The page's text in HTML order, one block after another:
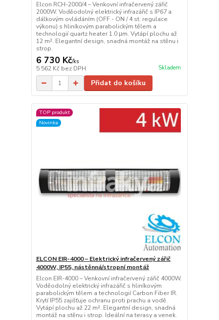
Elcon RCH-2000/4 – Venkovní infračervený zářič
2000W. Voděodolný elektrický infrazářič s IP67 a
dálkovým ovládáním (OFF - ON / 4 st. regulace
výkonu) s hliníkovým parabolickým tělem a
technologií quartz heater 1.0 μm. Vytápí plochu až
12 m². Elegantní design, snadná montáž na stěnu i
strop.
6 730 Kč/ks
5 562 Kč bez DPH Skladem
Přidat do košíku
TOP produkt
Novinka
ELCON EIR-4000 – Elektrický infračervený zářič
4000W, IP55, nástěnná/stropní montáž
Elcon EIR-4000 – Venkovní infračervený zářič 4000W.
Voděodolný elektrický infrazářič s hliníkovým
parabolickým tělem a technologií Carbon Fiber IR.
Krytí IP55 zajišťuje ochranu proti prachu a vodě.
Vytápí plochu až 22 m². Elegantní design, snadná
montáž na stěnu i strop. Ideální na terasy a venek.